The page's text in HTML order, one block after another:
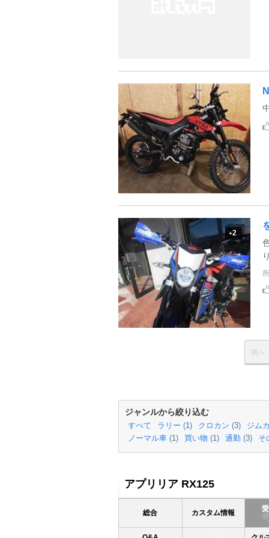
+2
前へ
ジャンルから絞り込む
すべて ラリー (1 ) クロカン (3)
ジム
ノーマル車 (1 ) 買い物 (1 ) 通勤 (3) そ
アプリリア RX125
総合 カスタム情報